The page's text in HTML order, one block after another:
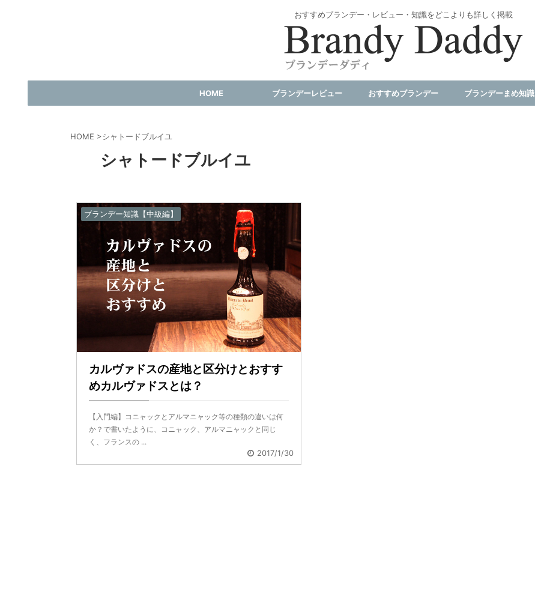
おすすめブランデー・レビュー・知識をどこよりも詳しく掲載
HOME ブランデーレビュー おすすめブランデー ブランデーまめ知識
HOME >シャトードブルイユ
シャトードブルイユ
ブランデー知識【中級編】
カルヴァドスの産地と区分けとおすす
めカルヴァドスとは？
【入門編】コニャックとアルマニャック等の種類の違いは何
か？で書いたように、コニャック、アルマニャックと同じ
く、フランスの ...
2017/1/30